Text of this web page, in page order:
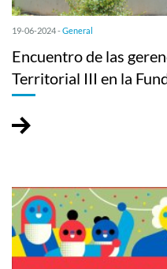
19-06-2024 -General
Encuentro de las
Territorial III en la